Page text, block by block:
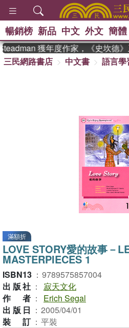
熱搜：
偉大的
暢銷榜 新品 中文 外文 簡體
獲年度作家，《史坎德》
三民網路書店
中文書 語言學
滿額折
LOVE STORY愛的故事－
MASTERPIECES 1
ISBN13 ： 9789575857004
出版社 ： 寂天文化
作者 ：
Erich Segal
出版日 ： 2005/04/01
裝訂 ： 平裝